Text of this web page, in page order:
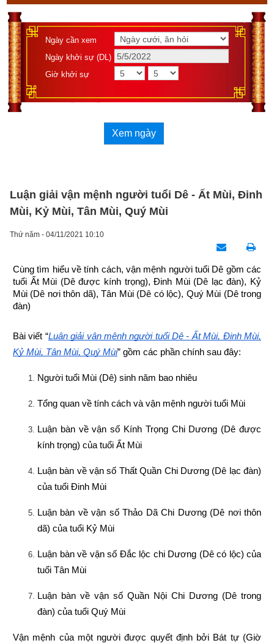
Ngày cần xem
Ngày khởi sự (DL)
Giờ khởi sự
Xem ngày
Luận giải vận mệnh người tuổi Dê - Ất Mùi, Đinh
Mùi, Kỷ Mùi, Tân Mùi, Quý Mùi
Thứ năm - 04/11/2021 10:10
Cùng tìm hiểu về tính cách, vận mệnh người tuổi Dê gồm các
tuổi Ất Mùi (Dê được kính trọng), Đinh Mùi (Dê lạc đàn), Kỷ
Mùi (Dê nơi thôn dã), Tân Mùi (Dê có lộc), Quý Mùi (Dê trong
đàn)
Bài viết “Luận giải vận mệnh người tuổi Dê - Ất Mùi, Đinh Mùi,
Kỷ Mùi, Tân Mùi, Quý Mùi” gồm các phần chính sau đây:
Người tuổi Mùi (Dê) sinh năm bao nhiêu
Tổng quan về tính cách và vận mệnh người tuổi Mùi
Luận bàn về vận số Kính Trọng Chi Dương (Dê được
kính trọng) của tuổi Ất Mùi
Luận bàn về vận số Thất Quần Chi Dương (Dê lạc đàn)
của tuổi Đinh Mùi
Luận bàn về vận số Thảo Dã Chi Dương (Dê nơi thôn
dã) của tuổi Kỷ Mùi
Luận bàn về vận số Đắc lộc chi Dương (Dê có lộc) của
tuổi Tân Mùi
Luận bàn về vận số Quần Nội Chi Dương (Dê trong
đàn) của tuổi Quý Mùi
Vận mệnh của một người được quyết định bởi Bát tự (Giờ